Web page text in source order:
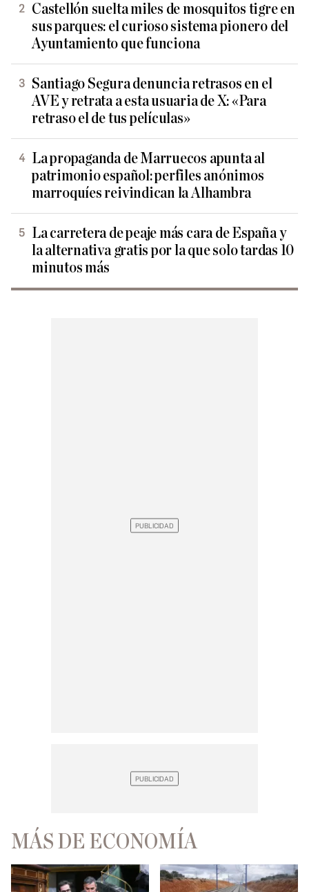
Castellón suelta miles de mosquitos tigre en
sus parques: el curioso sistema pionero del
Ayuntamiento que funciona
Santiago Segura denuncia retrasos en el
AVE y retrata a esta usuaria de X: «Para
retraso el de tus películas»
La propaganda de Marruecos apunta al
patrimonio español: perfiles anónimos
marroquíes reivindican la Alhambra
La carretera de peaje más cara de España y
la alternativa gratis por la que solo tardas 10
minutos más
MÁS DE ECONOMÍA